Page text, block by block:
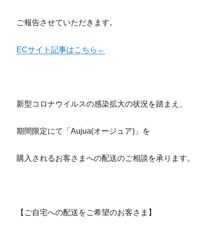
ご報告させていただきます。
ECサイト記事はこちら←
新型コロナウイルスの感染拡大の状況を踏まえ、
期間限定にて「Aujua(オージュア)」を
購入されるお客さまへの配送のご相談を承ります。
【ご自宅への配送をご希望のお客さま】